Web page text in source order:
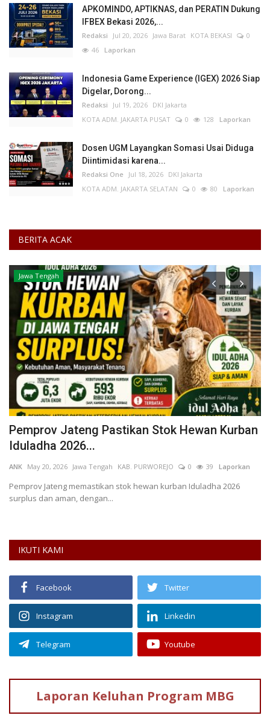
APKOMINDO, APTIKNAS, dan PERATIN Dukung
IFBEX Bekasi 2026,...
Redaksi Jul 20, 2026 Jawa Barat KOTA BEKASI
0
46 Laporkan
Indonesia Game Experience (IGEX) 2026 Siap
Digelar, Dorong...
Redaksi Jul 19, 2026 DKI Jakarta
KOTA ADM. JAKARTA PUSAT
0 128 Laporkan
Dosen UGM Layangkan Somasi Usai Diduga
Diintimidasi karena...
Redaksi One Jul 18, 2026 DKI Jakarta
KOTA ADM. JAKARTA SELATAN
0 80 Laporkan
BERITA ACAK
Jawa Tengah
Pemprov Jateng Pastikan Stok Hewan Kurban
Iduladha 2026...
ANK May 20, 2026 Jawa Tengah KAB. PURWOREJO 0 39 Laporkan
Pemprov Jateng memastikan stok hewan kurban Iduladha 2026
surplus dan aman, dengan...
IKUTI KAMI
Facebook Twitter
Instagram Linkedin
Telegram Youtube
Laporan Keluhan Program MBG